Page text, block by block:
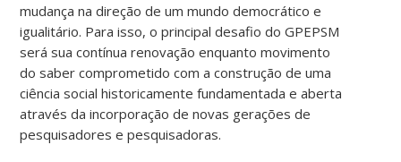
mudança na direção de um mundo democrático e
igualitário. Para isso, o principal desafio do GPEPSM
será sua contínua renovação enquanto movimento
do saber comprometido com a construção de uma
ciência social historicamente fundamentada e aberta
através da incorporação de novas gerações de
pesquisadores e pesquisadoras.